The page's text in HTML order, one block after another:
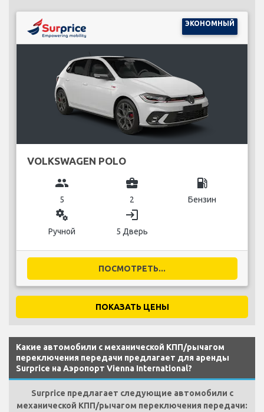
ЭКОНОМНЫЙ
VOLKSWAGEN POLO
group
5
business_center
2
local_gas_station
Бензин
miscellaneous_services
Ручной
login
5 Дверь
ПОСМОТРЕТЬ...
ПОКАЗАТЬ ЦЕНЫ
Какие автомобили с механической КПП/рычагом
переключения передачи предлагает для аренды
Surprice на Аэропорт Vienna International?
Surprice предлагает следующие автомобили с
механической КПП/рычагом переключения передачи: